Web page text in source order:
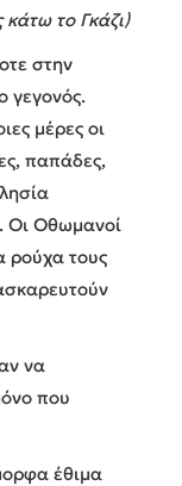
το Γκάζι)
στην
γεγονός.
μέρες οι
παπάδες,
Οι Οθωμανοί
ρούχα τους
να
που
έθιμα